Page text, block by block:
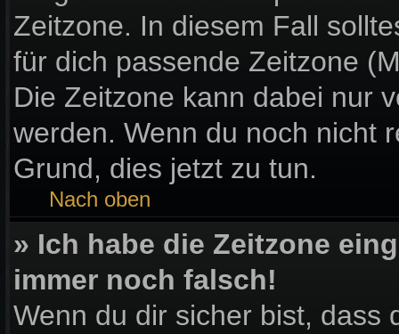
Zeitzone. In diesem Fall
für dich passende Zeitzone
Die Zeitzone kann dabei nur
werden. Wenn du noch nicht
Grund, dies jetzt zu tun.
Nach oben
» Ich habe die Zeitzone
immer noch falsch!
Wenn du dir sicher bist, dass